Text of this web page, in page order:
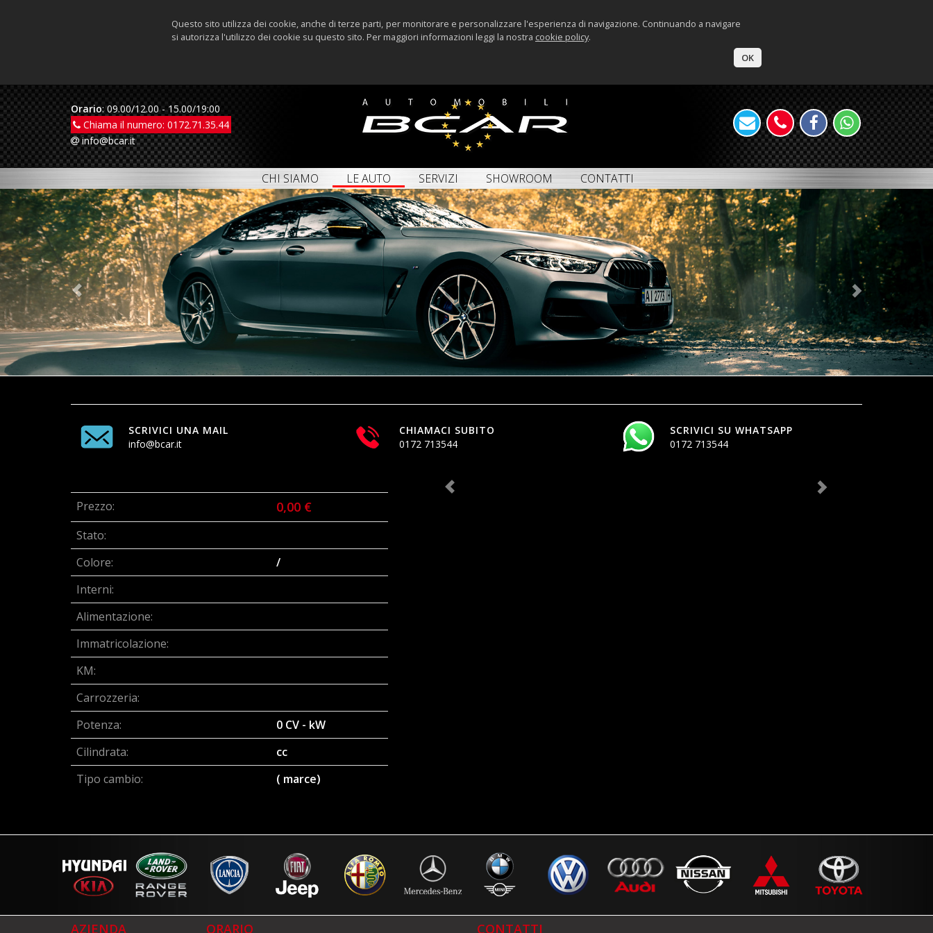
Questo sito utilizza dei cookie, anche di terze parti, per monitorare e personalizzare l'esperienza di navigazione. Continuando a navigare
si autorizza l'utilizzo dei cookie su questo sito. Per maggiori informazioni leggi la nostra cookie policy.
OK
Orario: 09.00/12.00 - 15.00/19:00
Chiama il numero: 0172.71.35.44
info@bcar.it
CHI SIAMO LE AUTO SERVIZI SHOWROOM CONTATTI
Previous Next
SCRIVICI UNA MAIL
info@bcar.it
CHIAMACI SUBITO
0172 713544
SCRIVICI SU WHATSAPP
0172 713544
Prezzo: 0,00 €
Stato:
Colore:
/
Interni:
Alimentazione:
Immatricolazione:
KM:
Carrozzeria:
Potenza:
0 CV - kW
Cilindrata:
cc
Tipo cambio:
( marce)
AZIENDA ORARIO CONTATTI